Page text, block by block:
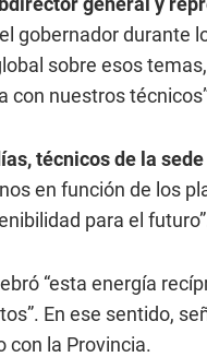
gobernador durante
sobre esos
con nuestros
técnicos de la
en función de los
para el
“esta energía
En ese sentido,
con la Provincia.